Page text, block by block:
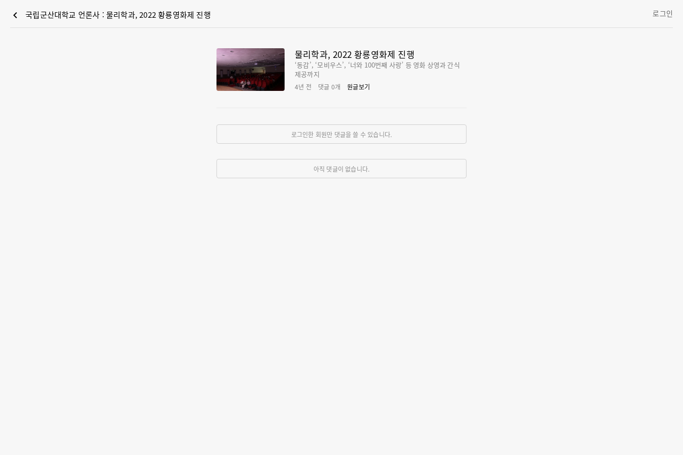
chevron_left 국립군산대학교 언론사 : 물리학과, 2022 황룡영화제 진행 로그인
물리학과, 2022 황룡영화제 진행
‘동감’, ‘모비우스’, ‘너와 100번째 사랑’ 등 영화 상영과 간식
제공까지
4년 전 댓글 0개 원글보기
로그인한 회원만 댓글을 쓸 수 있습니다.
아직 댓글이 없습니다.